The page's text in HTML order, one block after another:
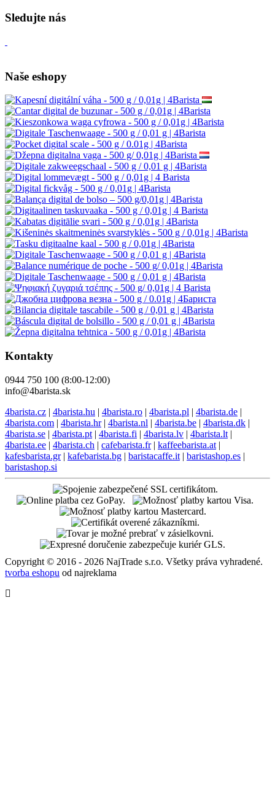
Sledujte nás
Naše eshopy
Kontakty
0944 750 100 (8:00-12:00)
info@4barista.sk
4barista.cz | 4barista.hu | 4barista.ro | 4barista.pl | 4barista.de |
4barista.com | 4barista.hr| 4barista.nl | 4barista.be | 4barista.dk |
4barista.se | 4barista.pt | 4barista.fi | 4barista.lv | 4barista.lt |
4barista.ee | 4barista.ch | cafebarista.fr| kaffeebarista.at |
kafesbarista.gr| kafebarista.bg | baristacaffe.it | baristashop.es |
baristashop.si
Copyright © 2016 - 2026 NajTrade s.r.o. Všetky práva vyhradené.
tvorba eshopu od najreklama